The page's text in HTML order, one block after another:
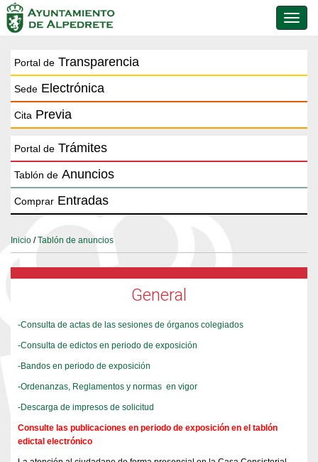
de
Portal de Transparencia
Sede Electrónica
Cita Previa
Portal de Trámites
Tablón de Anuncios
Comprar Entradas
Inicio /Tablón de anuncios
General
-Consulta de actas de las sesiones de órganos colegiados
-Consulta de edictos en periodo de exposición
-Bandos en periodo de exposición
-Ordenanzas, Reglamentos y normas en vigor
-Descarga de impresos de solicitud
Consulte las publicaciones en periodo de exposición en el tablón
edictal electrónico